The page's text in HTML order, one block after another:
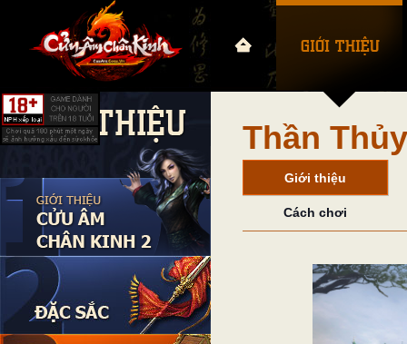
Thần
Giới thiệu
Cách chơi